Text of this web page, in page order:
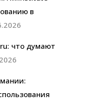
в
что думают